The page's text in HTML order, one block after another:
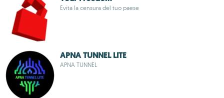
Evita la censura del tuo paese
APNA TUNNEL LITE
APNA TUNNEL